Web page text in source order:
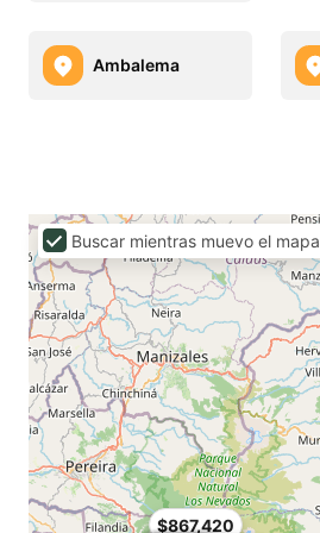
Ambalema
$867,420
Buscar mientras muevo el mapa